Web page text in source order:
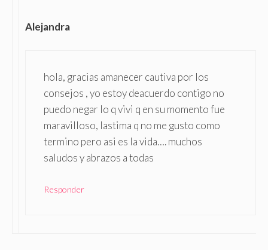
Alejandra
hola, gracias amanecer cautiva por los
consejos , yo estoy deacuerdo contigo no
puedo negar lo q vivi q en su momento fue
maravilloso, lastima q no me gusto como
termino pero asi es la vida…. muchos
saludos y abrazos a todas
Responder